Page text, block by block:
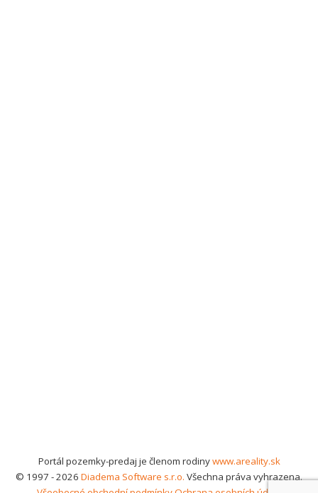
Portál pozemky-predaj je členom rodinywww.areality.sk
© 1997 - 2026 Diadema Software s.r.o. Všechna práva vyhrazena.